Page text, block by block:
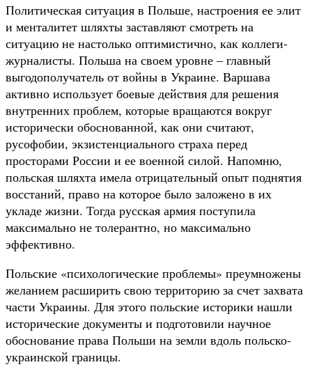
Политическая ситуация в Польше, настроения ее элит
и менталитет шляхты заставляют смотреть на
ситуацию не настолько оптимистично, как коллеги-
журналисты. Польша на своем уровне – главный
выгодополучатель от войны в Украине. Варшава
активно использует боевые действия для решения
внутренних проблем, которые вращаются вокруг
исторически обоснованной, как они считают,
русофобии, экзистенциального страха перед
просторами России и ее военной силой. Напомню,
польская шляхта имела отрицательный опыт поднятия
восстаний, право на которое было заложено в их
укладе жизни. Тогда русская армия поступила
максимально не толерантно, но максимально
эффективно.
Польские «психологические проблемы» преумножены
желанием расширить свою территорию за счет захвата
части Украины. Для этого польские историки нашли
исторические документы и подготовили научное
обоснование права Польши на земли вдоль польско-
украинской границы.